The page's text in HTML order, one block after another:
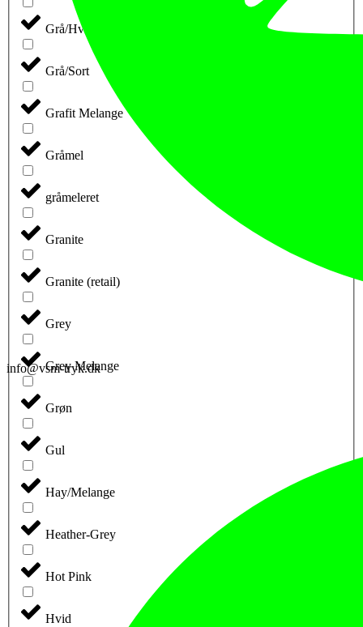
Grå/Hvid
Grå/Sort
Grafit Melange
Gråmel
gråmeleret
Granite
Granite (retail)
Grey
Grey Melange
Grøn
Gul
Hay/Melange
Heather-Grey
Hot Pink
Hvid
info@vsm-tryk.dk